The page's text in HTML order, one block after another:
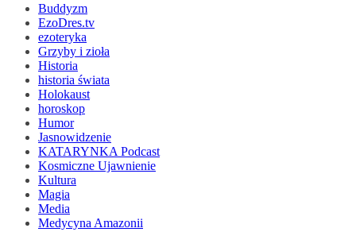
Buddyzm
EzoDres.tv
ezoteryka
Grzyby i zioła
Historia
historia świata
Holokaust
horoskop
Humor
Jasnowidzenie
KATARYNKA Podcast
Kosmiczne Ujawnienie
Kultura
Magia
Media
Medycyna Amazonii